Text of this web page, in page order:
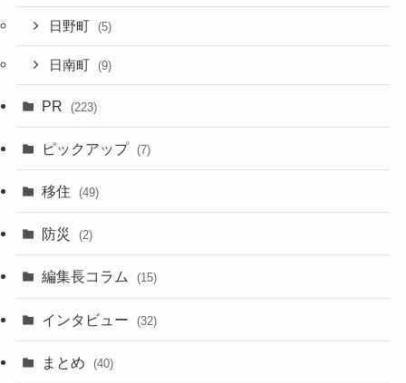
日野町 (5)
日南町 (9)
PR (223)
ピックアップ (7)
移住 (49)
防災 (2)
編集長コラム (15)
インタビュー (32)
まとめ (40)